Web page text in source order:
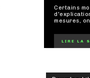
Certains
mesures,
LIRE LA